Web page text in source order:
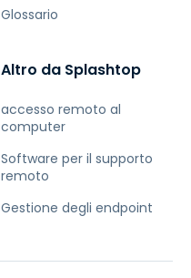
Glossario
Altro da Splashtop
accesso remoto al
computer
Software per il supporto
remoto
Gestione degli endpoint